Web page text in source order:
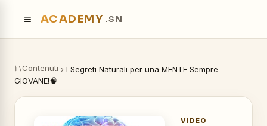
≡ ACADEMY .SN
Contenuti › I Segreti Naturali per una MENTE Sempre
GIOVANE!🧠
VIDEO